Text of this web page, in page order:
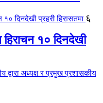
६
हिराचन १० दिनदेखी